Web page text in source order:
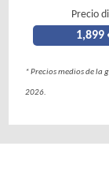
Precio
1,899
* Precios medios de la
2026.